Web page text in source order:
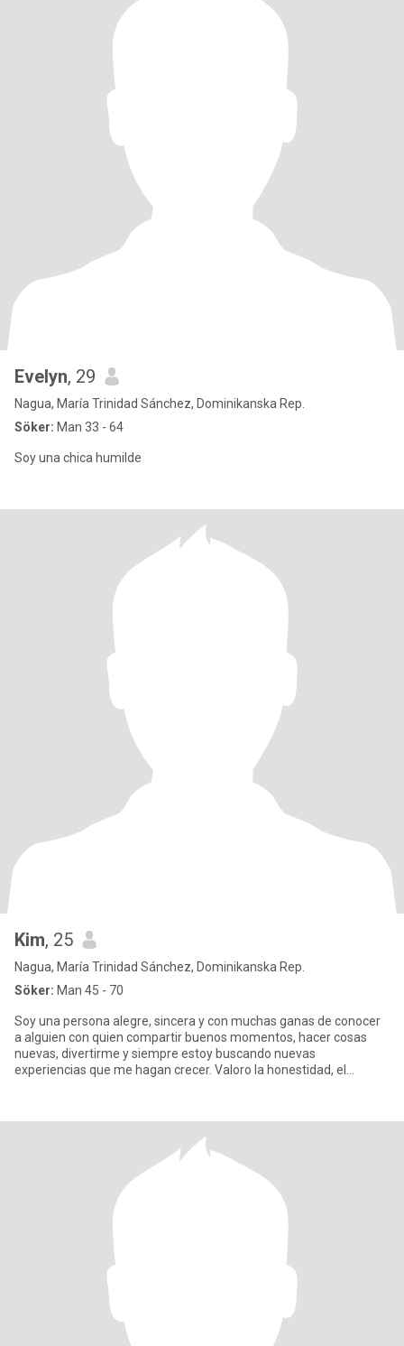
Evelyn, 29
Nagua, María Trinidad Sánchez, Dominikanska Rep.
Söker: Man 33 - 64
Soy una chica humilde
Kim, 25
Nagua, María Trinidad Sánchez, Dominikanska Rep.
Söker: Man 45 - 70
Soy una persona alegre, sincera y con muchas ganas de conocer
a alguien con quien compartir buenos momentos, hacer cosas
nuevas, divertirme y siempre estoy buscando nuevas
experiencias que me hagan crecer. Valoro la honestidad, el